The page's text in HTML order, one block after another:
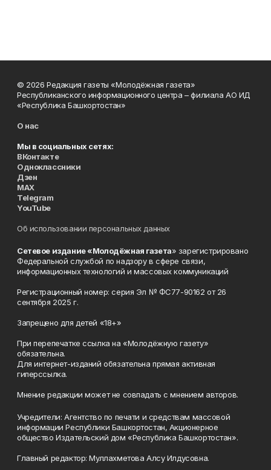
© 2026 Редакция газеты «Молодёжная газета»
Республиканского информационного центра – филиала АО ИД
«Республика Башкортостан»
О нас
Мы в социальных сетях:
ВКонтакте
Одноклассники
Дзен
MAX
Telegram
YouTube
Об использовании персональных данных
Сетевое издание «Молодёжная газета» зарегистрировано
Федеральной службой по надзору в сфере связи,
информационных технологий и массовых коммуникаций
Регистрационный номер: серия Эл № ФС77-90162 от 26
сентября 2025 г.
Запрещено для детей «18+»
При перепечатке ссылка на «Молодёжную газету»
обязательна.
Для интернет-изданий обязательна прямая активная
гиперссылка.
Мнение редакции может не совпадать с мнением авторов.
Учредители: Агентство по печати и средствам массовой
информации Республики Башкортостан, Акционерное
общество Издательский дом «Республика Башкортостан».
Главный редактор: Муллахметова Алсу Илдусовна.